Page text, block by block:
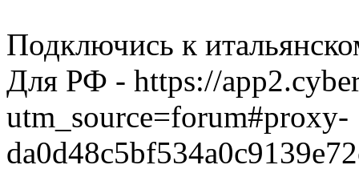
Подключись к
Для РФ - https://
utm_source=forum#proxy-